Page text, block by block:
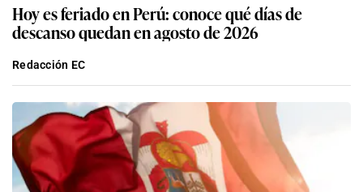
Hoy es feriado en Perú: conoce qué días de
descanso quedan en agosto de 2026
Redacción EC